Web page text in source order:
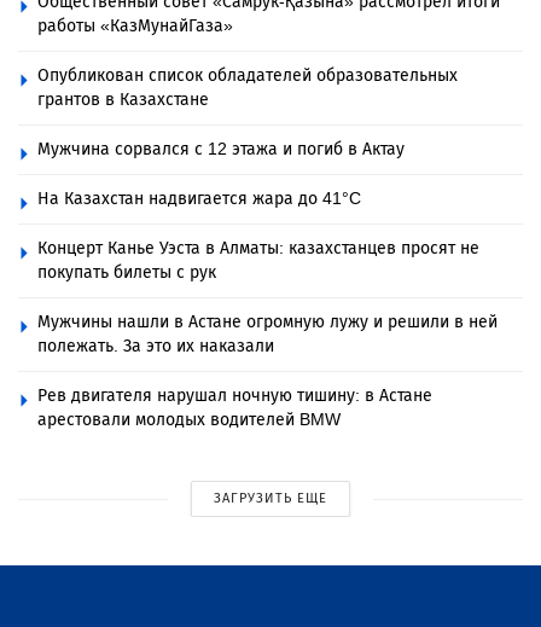
работы «КазМунайГаза»
Опубликован список обладателей образовательных
грантов в Казахстане
Мужчина сорвался с 12 этажа и погиб в Актау
На Казахстан надвигается жара до 41°C
Концерт Канье Уэста в Алматы: казахстанцев просят не
покупать билеты с рук
Мужчины нашли в Астане огромную лужу и решили в ней
полежать. За это их наказали
Рев двигателя нарушал ночную тишину: в Астане
арестовали молодых водителей BMW
ЗАГРУЗИТЬ ЕЩЕ